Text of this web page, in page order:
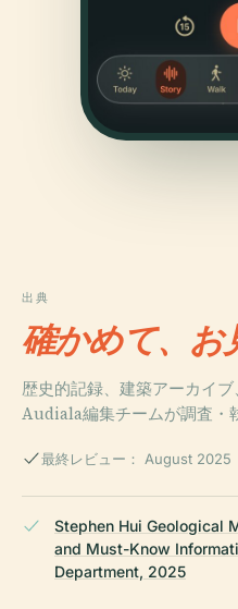
出典
確かめて、お
歴史的記録、建築アーカイブ
Audiala編集チームが調査・
最終レビュー： August 2025
Stephen Hui Geological
and Must-Know
Department, 2025